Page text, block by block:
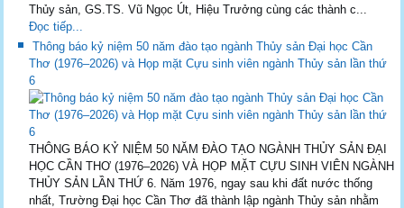
Thủy sản, GS.TS. Vũ Ngọc Út, Hiệu Trưởng cùng các thành c...
Đọc tiếp...
Thông báo kỷ niệm 50 năm đào tạo ngành Thủy sản Đại học Cần
Thơ (1976–2026) và Họp mặt Cựu sinh viên ngành Thủy sản lần thứ
6
THÔNG BÁO KỶ NIỆM 50 NĂM ĐÀO TẠO NGÀNH THỦY SẢN ĐẠI
HỌC CẦN THƠ (1976–2026) VÀ HỌP MẶT CỰU SINH VIÊN NGÀNH
THỦY SẢN LẦN THỨ 6. Năm 1976, ngay sau khi đất nước thống
nhất, Trường Đại học Cần Thơ đã thành lập ngành Thủy sản nhằm